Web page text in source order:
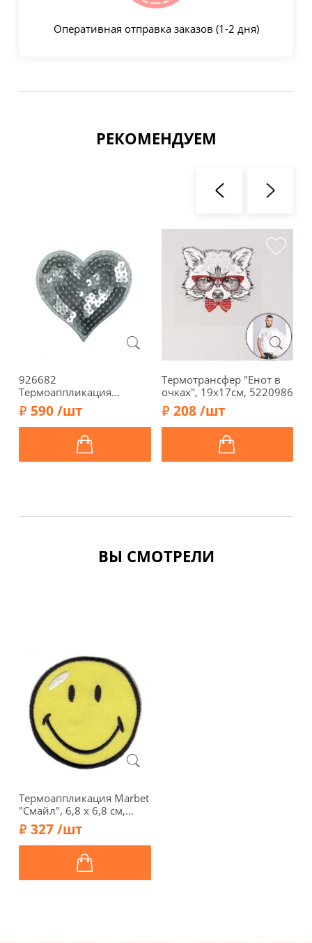
Оперативная отправка заказов (1-2 дня)
РЕКОМЕНДУЕМ
926682
Термоаппликация
"Сердце с пайетками
серебристое" 7х5,7 см,
Prym
590 /шт
Термотрансфер "Енот в
очках", 19х17см, 5220986
208 /шт
ВЫ СМОТРЕЛИ
Термоаппликация Marbet
"Смайл", 6,8 х 6,8 см,
569996
327 /шт